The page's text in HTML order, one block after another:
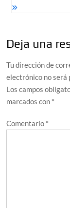
Deja una
Tu dirección de
electrónico no será
Los campos
marcados con *
Comentario *